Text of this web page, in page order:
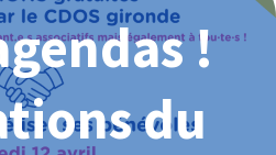
!
du